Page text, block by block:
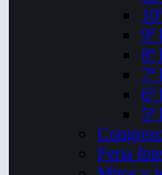
9ª
8ª
6ª
Feria